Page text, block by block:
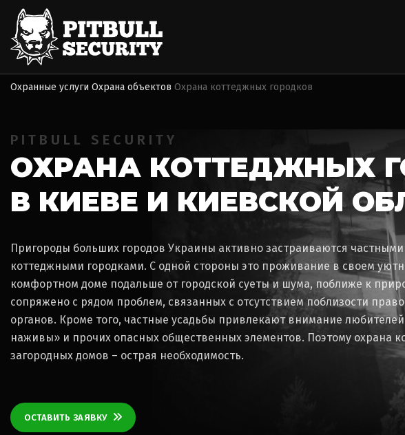
Охранные услуги Охрана объектов Охрана коттеджных городков
PITBULL SECURITY
ОХРАНА КОТТЕДЖНЫХ
В КИЕВЕ И КИЕВСКОЙ
Пригороды больших городов Украины активно застраиваются
коттеджными городками. С одной стороны это проживание в своем
комфортном доме подальше от городской суеты и шума, поближе к
сопряжено с рядом проблем, связанных с отсутствием поблизости
органов. Кроме того, частные усадьбы привлекают внимание
наживы» и прочих опасных общественных элементов. Поэтому охрана
загородных домов – острая необходимость.
ОСТАВИТЬ ЗАЯВКУ